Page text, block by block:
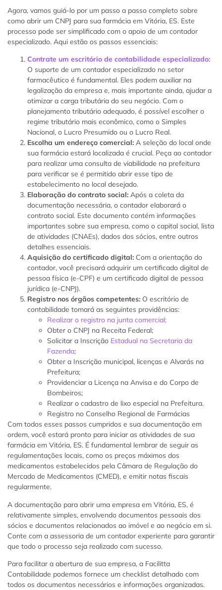
Agora, vamos guiá-lo por um passo a passo completo sobre
como abrir um CNPJ para sua farmácia em Vitória, ES. Este
processo pode ser simplificado com o apoio de um contador
especializado. Aqui estão os passos essenciais:
Contrate um escritório de contabilidade especializado:
O suporte de um contador especializado no setor
farmacêutico é fundamental. Eles podem auxiliar na
legalização da empresa e, mais importante ainda, ajudar a
otimizar a carga tributária do seu negócio. Com o
planejamento tributário adequado, é possível escolher o
regime tributário mais econômico, como o Simples
Nacional, o Lucro Presumido ou o Lucro Real.
Escolha um endereço comercial: A seleção do local onde
sua farmácia estará localizada é crucial. Peça ao contador
para realizar uma consulta de viabilidade na prefeitura
para verificar se é permitido abrir esse tipo de
estabelecimento no local desejado.
Elaboração do contrato social: Após a coleta da
documentação necessária, o contador elaborará o
contrato social. Este documento contém informações
importantes sobre sua empresa, como o capital social, lista
de atividades (CNAEs), dados dos sócios, entre outros
detalhes essenciais.
Aquisição do certificado digital: Com a orientação do
contador, você precisará adquirir um certificado digital de
pessoa física (e-CPF) e um certificado digital de pessoa
jurídica (e-CNPJ).
Registro nos órgãos competentes: O escritório de
contabilidade tomará as seguintes providências:
Realizar o registro na junta comercial;
Obter o CNPJ na Receita Federal;
Solicitar a Inscrição Estadual na Secretaria da
Fazenda;
Obter a Inscrição municipal, licenças e Alvarás na
Prefeitura;
Providenciar a Licença na Anvisa e do Corpo de
Bombeiros;
Realizar o cadastro de lixo especial na Prefeitura.
Registro no Conselho Regional de Farmácias
Com todos esses passos cumpridos e sua documentação em
ordem, você estará pronto para iniciar as atividades de sua
farmácia em Vitória, ES. É fundamental lembrar de seguir as
regulamentações locais, como os preços máximos dos
medicamentos estabelecidos pela Câmara de Regulação do
Mercado de Medicamentos (CMED), e emitir notas fiscais
regularmente.
A documentação para abrir uma empresa em Vitória, ES, é
relativamente simples, envolvendo documentos pessoais dos
sócios e documentos relacionados ao imóvel e ao negócio em si.
Conte com a assessoria de um contador experiente para garantir
que todo o processo seja realizado com sucesso.
Para facilitar a abertura de sua empresa, a Facilitta
Contabilidade podemos fornece um checklist detalhado com
todos os documentos necessários e informações organizadas.